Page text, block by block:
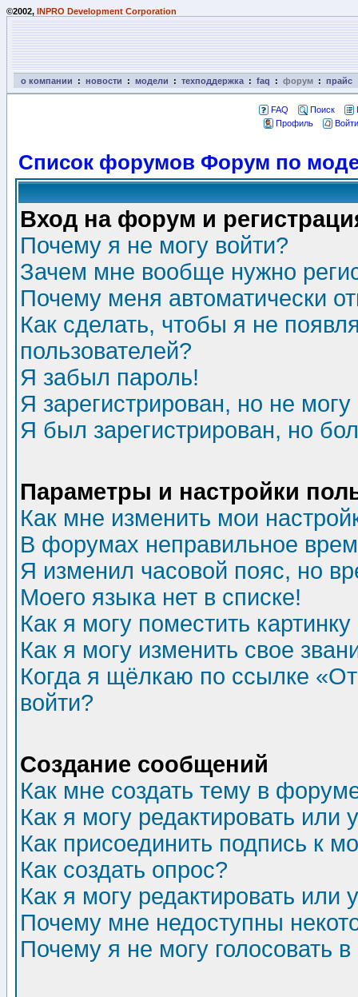
©2002, INPRO Development Corporation
о компании : новости : модели : техподдержка : faq : форум : прайс
FAQ Поиск
Профиль
Список форумов Форум по
Вход на форум и
Почему я не могу войти?
Зачем мне вообще нужно
Почему меня автоматически
Как сделать, чтобы я не
пользователей?
Я забыл пароль!
Я зарегистрирован, но не могу
Я был зарегистрирован, но
Параметры и настройки
Как мне изменить мои
В форумах неправильное
Я изменил часовой пояс, но
Моего языка нет в списке!
Как я могу поместить
Как я могу изменить свое
Когда я щёлкаю по ссылке
войти?
Создание сообщений
Как мне создать тему в
Как я могу редактировать или
Как присоединить подпись к
Как создать опрос?
Как я могу редактировать или
Почему мне недоступны
Почему я не могу голосовать